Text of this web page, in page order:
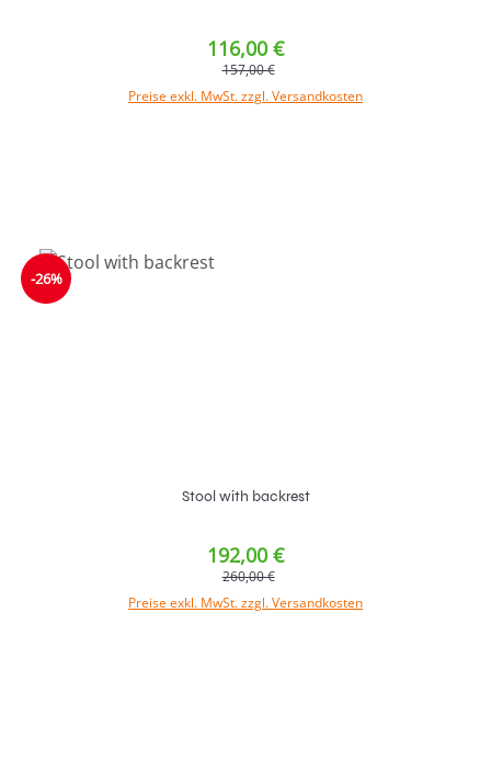
116,00 €
157,00 €
Preise exkl. MwSt. zzgl. Versandkosten
-26%
Stool with backrest
192,00 €
260,00 €
Preise exkl. MwSt. zzgl. Versandkosten